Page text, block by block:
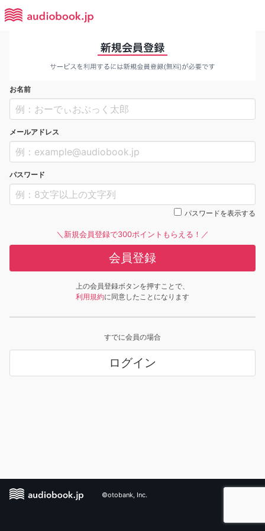
お名前
メールアドレス
パスワード
パスワードを表示する
＼新規会員登録で300ポイントもらえる！／
会員登録
上の会員登録ボタンを押すことで、
利用規約に同意したことになります
すでに会員の場合
ログイン
©otobank, Inc.